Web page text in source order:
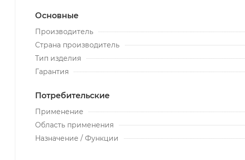
Основные
Производитель
Страна производитель
Тип изделия
Гарантия
Потребительские
Применение
Область применения
Назначение / Функции